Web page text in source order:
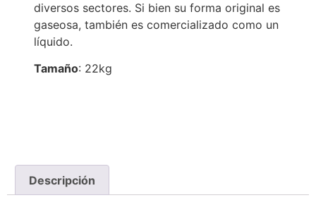
diversos sectores. Si bien su forma original es
gaseosa, también es comercializado como un
líquido.
Tamaño: 22kg
Descripción